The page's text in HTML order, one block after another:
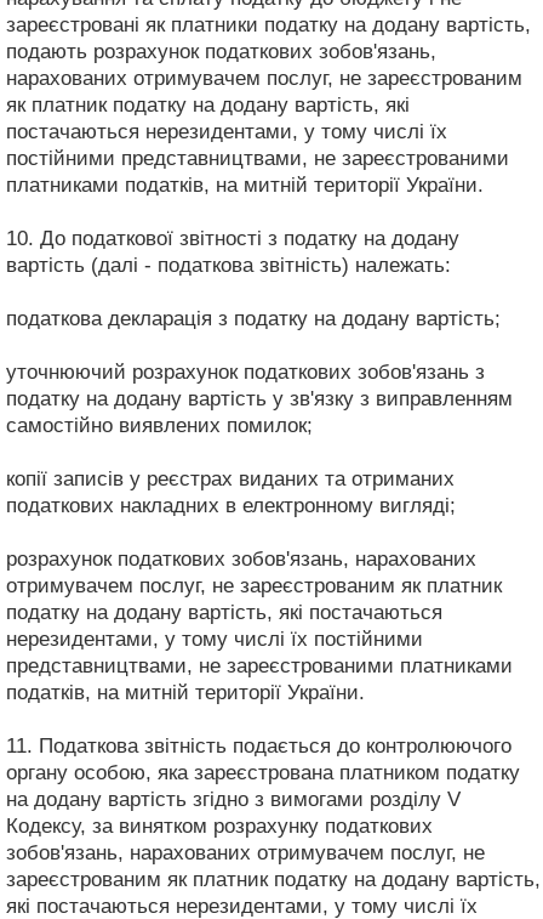
зареєстровані як платники податку на додану вартість,
подають розрахунок податкових зобов'язань,
нарахованих отримувачем послуг, не зареєстрованим
як платник податку на додану вартість, які
постачаються нерезидентами, у тому числі їх
постійними представництвами, не зареєстрованими
платниками податків, на митній території України.
10. До податкової звітності з податку на додану
вартість (далі - податкова звітність) належать:
податкова декларація з податку на додану вартість;
уточнюючий розрахунок податкових зобов'язань з
податку на додану вартість у зв'язку з виправленням
самостійно виявлених помилок;
копії записів у реєстрах виданих та отриманих
податкових накладних в електронному вигляді;
розрахунок податкових зобов'язань, нарахованих
отримувачем послуг, не зареєстрованим як платник
податку на додану вартість, які постачаються
нерезидентами, у тому числі їх постійними
представництвами, не зареєстрованими платниками
податків, на митній території України.
11. Податкова звітність подається до контролюючого
органу особою, яка зареєстрована платником податку
на додану вартість згідно з вимогами розділу V
Кодексу, за винятком розрахунку податкових
зобов'язань, нарахованих отримувачем послуг, не
зареєстрованим як платник податку на додану вартість,
які постачаються нерезидентами, у тому числі їх